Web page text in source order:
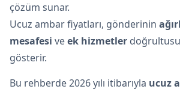
çözüm sunar.
Ucuz ambar fiyatları, gönderinin
mesafesi veek hizmetler
gösterir.
Bu rehberde 2026 yılı itibarıyla ucuz